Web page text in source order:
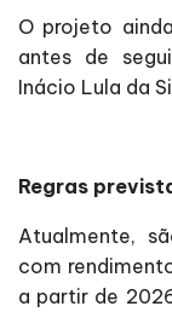
O projeto
antes de
Inácio Lula da
Regras
Atualmente,
com
a partir de